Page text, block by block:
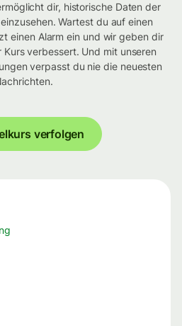
dir, historische Daten der
Wartest du auf einen
einen Alarm ein und wir geben dir
verbessert. Und mit unseren
verpasst du nie die neuesten
verfolgen